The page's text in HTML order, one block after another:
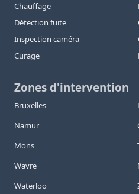
Chauffage
Détection fuite
Inspection caméra
Curage
Zones d'intervention
Bruxelles
Namur
Mons
Wavre
Waterloo